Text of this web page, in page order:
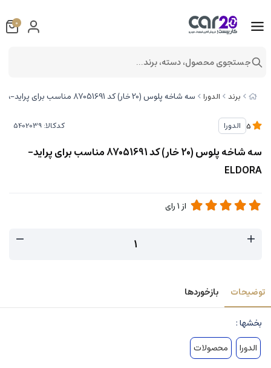
برند الدورا سه شاخه پلوس (20 خار) کد 87051691 مناسب برای پراید-ELDORA
الدورا کدکالا:
سه شاخه پلوس (20 خار) کد 87051691 مناسب برای پراید-
ELDORA
از 1رای
توضیحات بازخوردها
بخشها :
الدورا
محصولات
0
جستجوی محصول، دسته، برند...